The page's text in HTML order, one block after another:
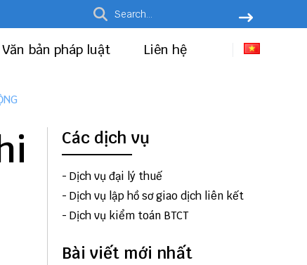
Văn bản pháp luật Liên hệ
Các dịch vụ
- Dịch vụ đại lý thuế
- Dịch vụ lập hồ sơ giao dịch liên kết
- Dịch vụ kiểm toán BTCT
Bài viết mới nhất